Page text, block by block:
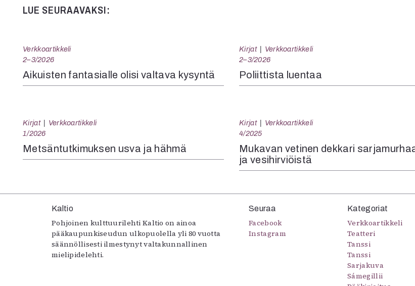
LUE SEURAAVAKSI:
Verkkoartikkeli
2–3/2026
Aikuisten fantasialle olisi valtava kysyntä
Kirjat
Verkkoartikkeli
2–3/2026
Poliittista luentaa
Kirjat
Verkkoartikkeli
1/2026
Metsäntutkimuksen usva ja hähmä
Kirjat
Verkkoartikkeli
4/2025
Mukavan vetinen dekkari
ja vesihirviöistä
Kaltio
Pohjoinen kulttuurilehti Kaltio on ainoa
pääkaupunkiseudun ulkopuolella yli 80 vuotta
säännöllisesti ilmestynyt valtakunnallinen
mielipidelehti.
Seuraa
Facebook
Instagram
Kategoriat
Verkkoartikkeli
Teatteri
Tanssi
Tanssi
Sarjakuva
Sámegillii